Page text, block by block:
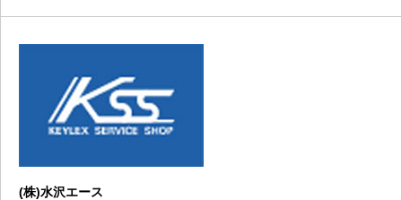
(株)水沢エース